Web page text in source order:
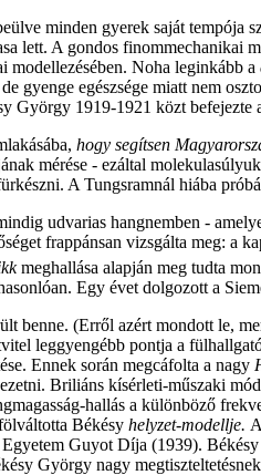
minden gyerek saját tempója
lett. A gondos finommechanikai
modellezésében. Noha leginkább a
gyenge egészsége miatt nem
György 1919-1921 közt
hogy segítsen
mérése - ezáltal
A Tungsramnál hiába
udvarias hangnemben -
frappánsan vizsgálta meg: a
meghallása alapján meg tudta
Egy évet dolgozott a
(Erről azért mondott le,
leggyengébb pontja a
Ennek során megcáfolta a nagy
Briliáns kísérleti-műszaki
hallás a különböző
Békésy helyzet-modellje.
Guyot Díja (1939).
György nagy